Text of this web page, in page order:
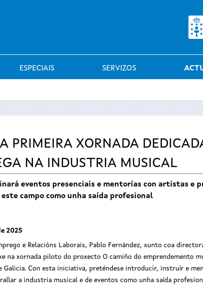
ESPECIAIS SERVIZOS
PRIMEIRA XORNADA
NA INDUSTRIA MUSICAL
eventos presenciais e mentorías con artistas e
campo como unha saída profesional
2025
e Relacións Laborais, Pablo Fernández, xunto coa
na xornada piloto do proxecto O camiño do emprendemento
Galicia. Con esta iniciativa, preténdese introducir, instruír e
a industria musical e de eventos como unha saída